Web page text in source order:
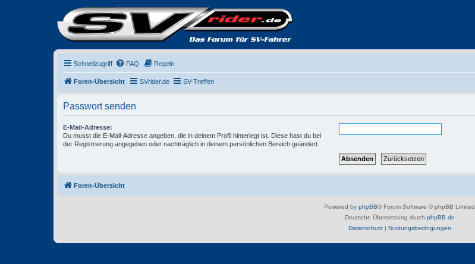
Schnellzugriff FAQ Regeln
Foren-Übersicht SVrider.de SV-Treffen
Passwort senden
E-Mail-Adresse:
Du musst die E-Mail-Adresse angeben, die in deinem Profil hinterlegt ist. Diese hast du bei
der Registrierung angegeben oder nachträglich in deinem persönlichen Bereich geändert.
Foren-Übersicht
Powered by phpBB® Forum Software © phpBB Limited
Deutsche Übersetzung durch phpBB.de
Datenschutz| Nutzungsbedingungen